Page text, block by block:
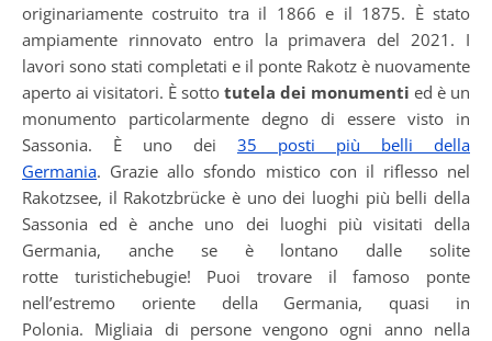
originariamente costruito tra il 1866 e il 1875. È stato
ampiamente rinnovato entro la primavera del 2021. I
lavori sono stati completati e il ponte Rakotz è nuovamente
aperto ai visitatori. È sotto tutela dei monumenti ed è un
monumento particolarmente degno di essere visto in
Sassonia. È uno dei 35 posti più belli della
Germania. Grazie allo sfondo mistico con il riflesso nel
Rakotzsee, il Rakotzbrücke è uno dei luoghi più belli della
Sassonia ed è anche uno dei luoghi più visitati della
Germania, anche se è lontano dalle solite
rotte turistichebugie! Puoi trovare il famoso ponte
nell’estremo oriente della Germania, quasi in
Polonia. Migliaia di persone vengono ogni anno nella